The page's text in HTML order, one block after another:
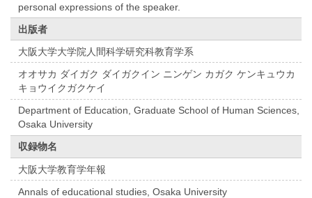
personal expressions of the speaker.
出版者
大阪大学大学院人間科学研究科教育学系
オオサカ ダイガク ダイガクイン ニンゲン カガク ケンキュウカ
キョウイクガクケイ
Department of Education, Graduate School of Human Sciences,
Osaka University
収録物名
大阪大学教育学年報
Annals of educational studies, Osaka University